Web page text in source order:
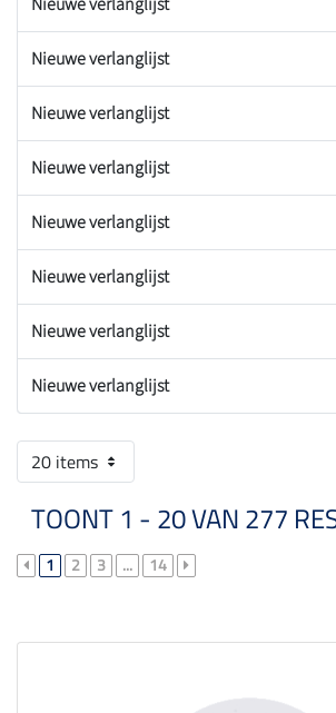
Nieuwe verlanglijst
Nieuwe verlanglijst
Nieuwe verlanglijst
Nieuwe verlanglijst
Nieuwe verlanglijst
Nieuwe verlanglijst
Nieuwe verlanglijst
20 items
TOONT 1 - 20 VAN 277
1 2 3 ... 14